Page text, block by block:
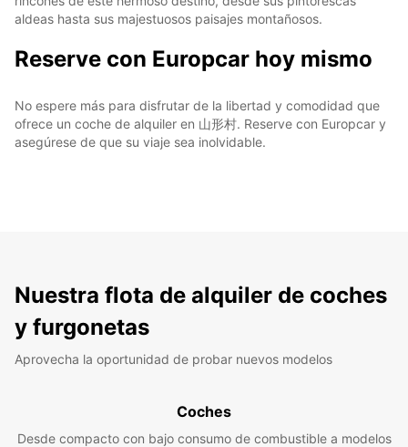
aldeas hasta sus majestuosos paisajes montañosos.
Reserve con Europcar hoy mismo
No espere más para disfrutar de la libertad y comodidad que
ofrece un coche de alquiler en 山形村. Reserve con Europcar y
asegúrese de que su viaje sea inolvidable.
Nuestra flota de alquiler de coches
y furgonetas
Aprovecha la oportunidad de probar nuevos modelos
Coches
Desde compacto con bajo consumo de combustible a modelos